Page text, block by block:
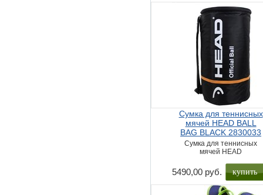
Сумка для теннисных
мячей HEAD BALL
BAG BLACK 2830033
Сумка для теннисных
мячей HEAD
5490,00 руб. купить